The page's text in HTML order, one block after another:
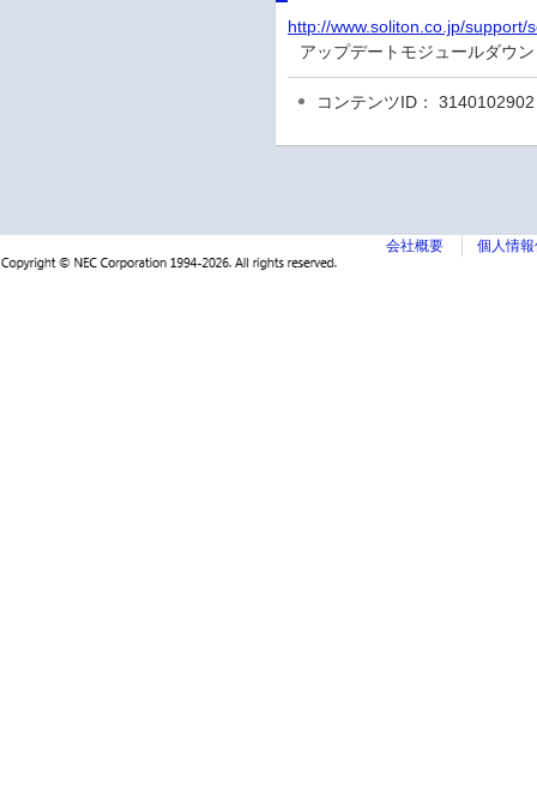
http://www.soliton.co.jp/
アップデートモジュールダウ
コンテンツID： 3140102902
会社概要 個人情